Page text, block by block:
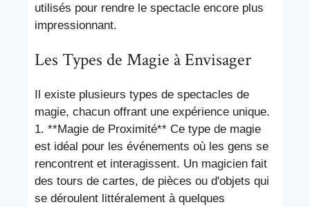
utilisés pour rendre le spectacle encore plus
impressionnant.
Les Types de Magie à Envisager
Il existe plusieurs types de spectacles de
magie, chacun offrant une expérience unique.
1. **Magie de Proximité** Ce type de magie
est idéal pour les événements où les gens se
rencontrent et interagissent. Un magicien fait
des tours de cartes, de pièces ou d'objets qui
se déroulent littéralement à quelques